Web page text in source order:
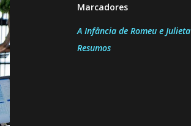
Marcadores
A Infância de Romeu e Julieta
Resumos